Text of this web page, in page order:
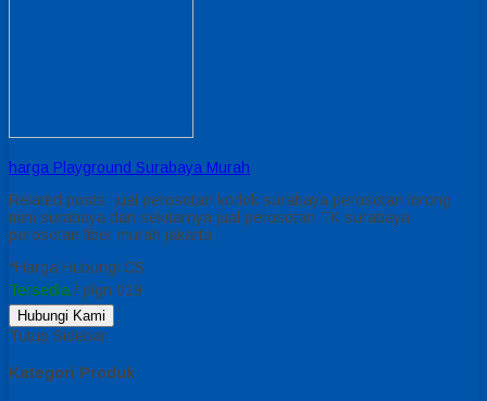
harga Playground Surabaya Murah
Related posts: jual perosotan kodok surabaya perosotan lorong
mini surabaya dan sekitarnya jual perosotan TK surabaya
perosotan fiber murah jakarta
*Harga Hubungi CS
Tersedia / plgn 019
Hubungi Kami
Tutup Sidebar
Kategori Produk